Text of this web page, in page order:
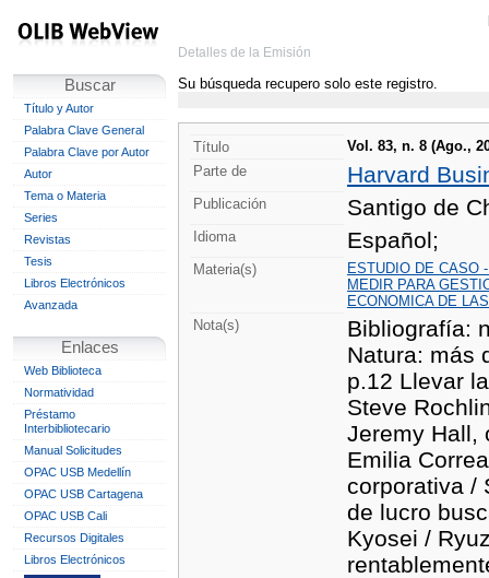
Buscar
Título y Autor
Palabra Clave General
Palabra Clave por Autor
Autor
Tema o Materia
Series
Revistas
Tesis
Libros Electrónicos
Avanzada
Enlaces
Web Biblioteca
Normatividad
Préstamo
Interbibliotecario
Manual Solicitudes
OPAC USB Medellín
OPAC USB Cartagena
OPAC USB Cali
Recursos Digitales
Libros Electrónicos
Detalles de la Emisión
Su búsqueda recupero solo este registro.
Título
Vol. 83, n. 8 (Ago.,
Parte de
Harvard
Publicación Santigo de
Idioma Español;
Materia(s)
ESTUDIO DE CASO
MEDIR PARA
ECONOMICA DE
Nota(s)
Bibliografía:
Natura: más
p.12 Llevar
Steve
Jeremy Hall,
Emilia
corporativa /
de lucro
Kyosei /